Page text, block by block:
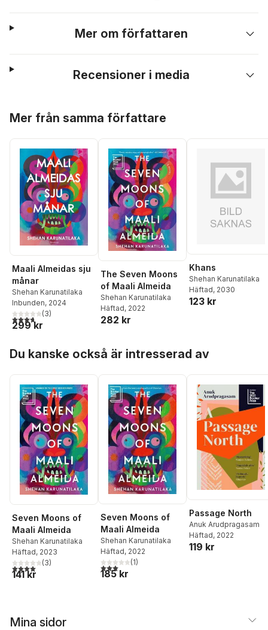
Mer om författaren
Recensioner i media
Mer från samma författare
Maali Almeidas sju
månar
Shehan Karunatilaka
Inbunden, 2024
3,7utav 5 stjärnor. Totalt antal röster:
(3)
299 kr
The Seven Moons
of Maali Almeida
Shehan Karunatilaka
Häftad, 2022
282 kr
Khans
Shehan Karunatilaka
Häftad, 2030
123 kr
Du kanske också är intresserad av
Seven Moons of
Maali Almeida
Shehan Karunatilaka
Häftad, 2023
4,0utav 5 stjärnor. Totalt antal röster:
(3)
141 kr
Seven Moons of
Maali Almeida
Shehan Karunatilaka
Häftad, 2022
3,0utav 5 stjärnor. Totalt antal röster:
(1)
185 kr
Passage North
Anuk Arudpragasam
Häftad, 2022
119 kr
Mina sidor